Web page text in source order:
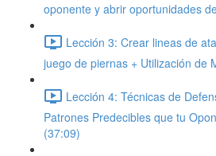
oponente y abrir oportunidades
Lección 3: Crear lineas de
juego de piernas + Utilización de
Lección 4: Técnicas de
Patrones Predecibles que tu
(37:09)